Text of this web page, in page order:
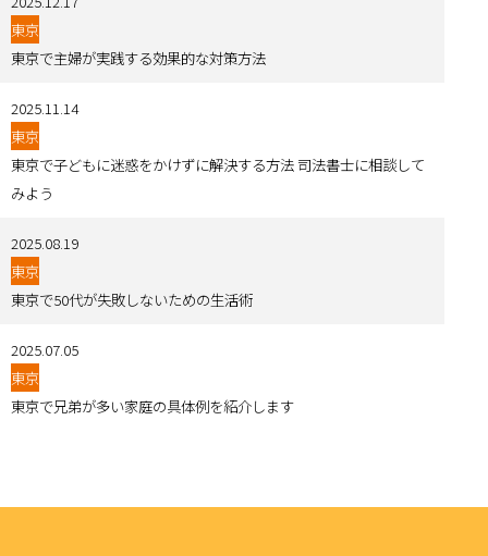
東京
東京で主婦が実践する効果的な対策方法
2025.11.14
東京
東京で子どもに迷惑をかけずに解決する方法 司法書士に相談して
みよう
2025.08.19
東京
東京で50代が失敗しないための生活術
2025.07.05
東京
東京で兄弟が多い家庭の具体例を紹介します